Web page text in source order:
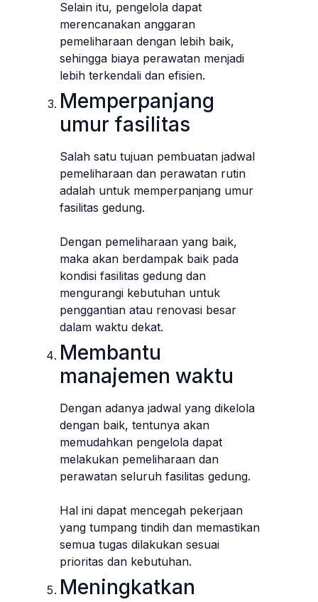
Selain itu, pengelola dapat
merencanakan anggaran
pemeliharaan dengan lebih baik,
sehingga biaya perawatan menjadi
lebih terkendali dan efisien.
Memperpanjang
umur fasilitas
Salah satu tujuan pembuatan jadwal
pemeliharaan dan perawatan rutin
adalah untuk memperpanjang umur
fasilitas gedung.
Dengan pemeliharaan yang baik,
maka akan berdampak baik pada
kondisi fasilitas gedung dan
mengurangi kebutuhan untuk
penggantian atau renovasi besar
dalam waktu dekat.
Membantu
manajemen waktu
Dengan adanya jadwal yang dikelola
dengan baik, tentunya akan
memudahkan pengelola dapat
melakukan pemeliharaan dan
perawatan seluruh fasilitas gedung.
Hal ini dapat mencegah pekerjaan
yang tumpang tindih dan memastikan
semua tugas dilakukan sesuai
prioritas dan kebutuhan.
Meningkatkan